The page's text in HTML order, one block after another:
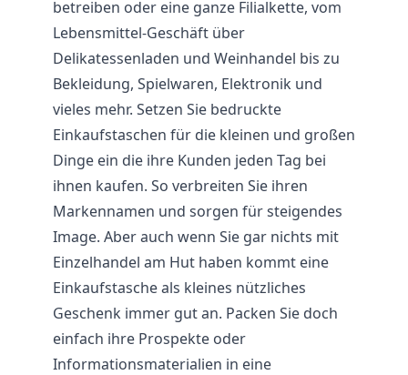
betreiben oder eine ganze Filialkette, vom
Lebensmittel-Geschäft über
Delikatessenladen und Weinhandel bis zu
Bekleidung, Spielwaren, Elektronik und
vieles mehr. Setzen Sie bedruckte
Einkaufstaschen für die kleinen und großen
Dinge ein die ihre Kunden jeden Tag bei
ihnen kaufen. So verbreiten Sie ihren
Markennamen und sorgen für steigendes
Image. Aber auch wenn Sie gar nichts mit
Einzelhandel am Hut haben kommt eine
Einkaufstasche als kleines nützliches
Geschenk immer gut an. Packen Sie doch
einfach ihre Prospekte oder
Informationsmaterialien in eine